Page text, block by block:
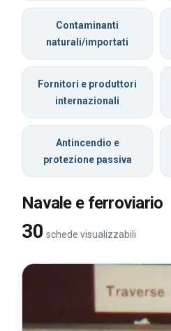
Contaminanti
naturali/importati
Fornitori e produttori
internazionali
Antincendio e
protezione passiva
Navale e ferroviario
30 schede visualizzabili